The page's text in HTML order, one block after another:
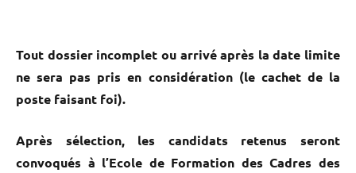
Tout dossier incomplet ou arrivé après la date limite
ne sera pas pris en considération (le cachet de la
poste faisant foi).
Après sélection, les candidats retenus seront
convoqués à l’Ecole de Formation des Cadres des